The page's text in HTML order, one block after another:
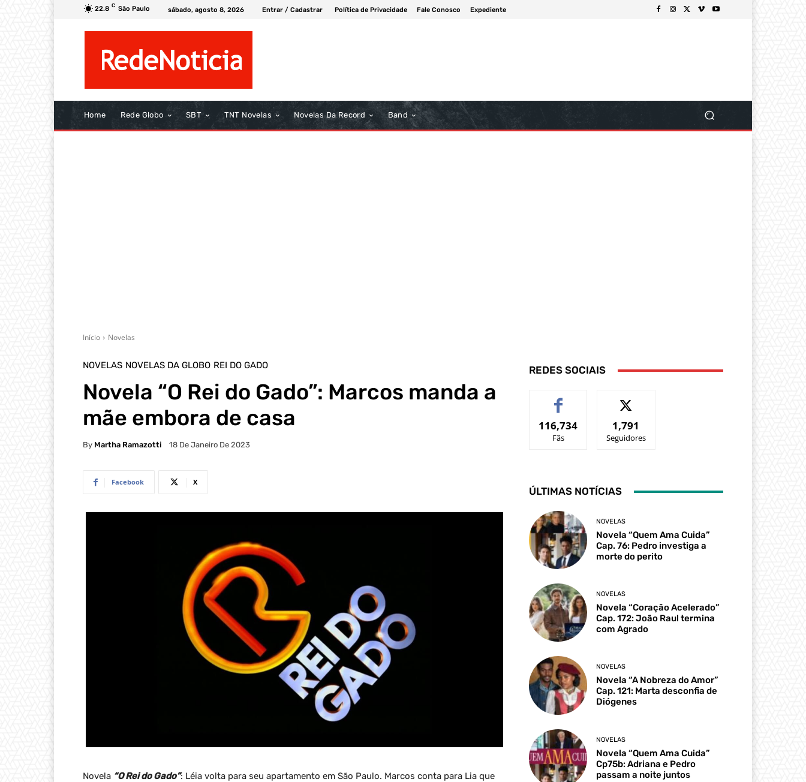
22.8 C São Paulo sábado, agosto 8, 2026 Entrar / Cadastrar Política de Privacidade Fale Conosco Expediente
Home Rede Globo SBT TNT Novelas Novelas Da Record Band
Início Novelas
NOVELAS NOVELAS DA GLOBO REI DO GADO
Novela “O Rei do Gado”: Marcos manda a
mãe embora de casa
By Martha Ramazotti 18 De Janeiro De 2023
Facebook X
Novela “O Rei do Gado”: Léia volta para seu apartamento em São Paulo. Marcos conta para Lia que
REDES SOCIAIS
116,734
Fãs
1,791
Seguidores
ÚLTIMAS NOTÍCIAS
NOVELAS
Novela “Quem Ama Cuida”
Cap. 76: Pedro investiga a
morte do perito
NOVELAS
Novela “Coração Acelerado”
Cap. 172: João Raul termina
com Agrado
NOVELAS
Novela “A Nobreza do Amor”
Cap. 121: Marta desconfia de
Diógenes
NOVELAS
Novela “Quem Ama Cuida”
Cp75b: Adriana e Pedro
passam a noite juntos